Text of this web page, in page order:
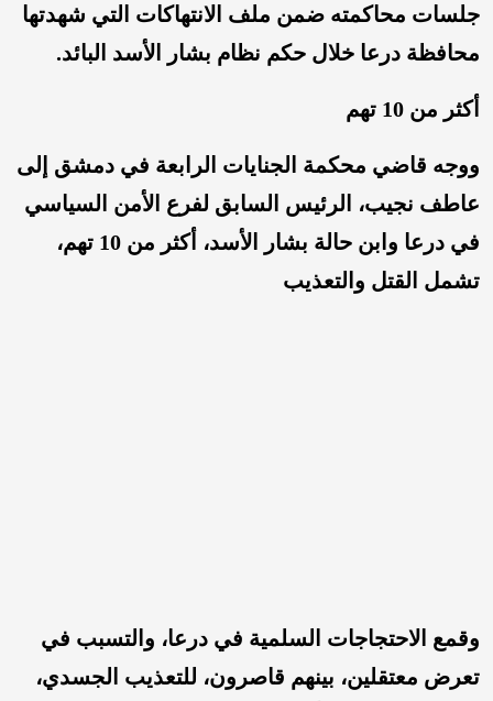
جلسات محاكمته ضمن ملف الانتهاكات التي شهدتها
محافظة درعا خلال حكم نظام بشار الأسد البائد.
أكثر من 10 تهم
ووجه قاضي محكمة الجنايات الرابعة في دمشق إلى
عاطف نجيب، الرئيس السابق لفرع الأمن السياسي
في درعا وابن حالة بشار الأسد، أكثر من 10 تهم،
تشمل القتل والتعذيب
وقمع الاحتجاجات السلمية في درعا، والتسبب في
تعرض معتقلين، بينهم قاصرون، للتعذيب الجسدي،